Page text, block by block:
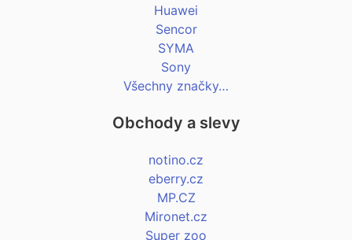
Huawei
Sencor
SYMA
Sony
Všechny značky…
Obchody a slevy
notino.cz
eberry.cz
MP.CZ
Mironet.cz
Super zoo